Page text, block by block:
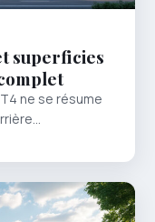
superficies
ne se résume